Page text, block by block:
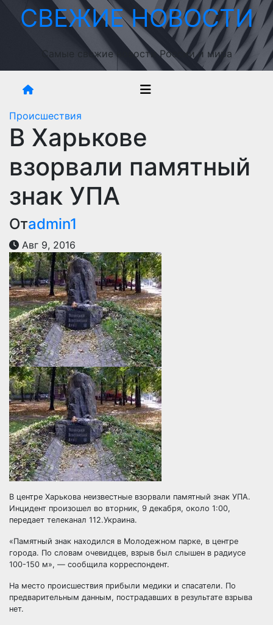
ПерейтиСВЕЖИЕ НОВОСТИ
Самые свежие новости России и мира
Происшествия
В Харькове
взорвали памятный
знак УПА
Отadmin1
Авг 9, 2016
В центре Харькова неизвестные взорвали памятный знак УПА.
Инцидент произошел во вторник, 9 декабря, около 1:00,
передает телеканал 112.Украина.
«Памятный знак находился в Молодежном парке, в центре
города. По словам очевидцев, взрыв был слышен в радиусе
100-150 м», — сообщила корреспондент.
На место происшествия прибыли медики и спасатели. По
предварительным данным, пострадавших в результате взрыва
нет.